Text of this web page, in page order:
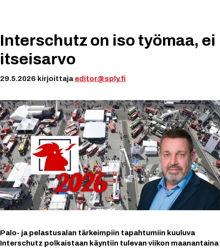
Interschutz on iso työmaa, ei
itseisarvo
29.5.2026 kirjoittaja editor@sply.fi
Palo- ja pelastusalan tärkeimpiin tapahtumiin kuuluva
Interschutz polkaistaan käyntiin tulevan viikon maanantaina